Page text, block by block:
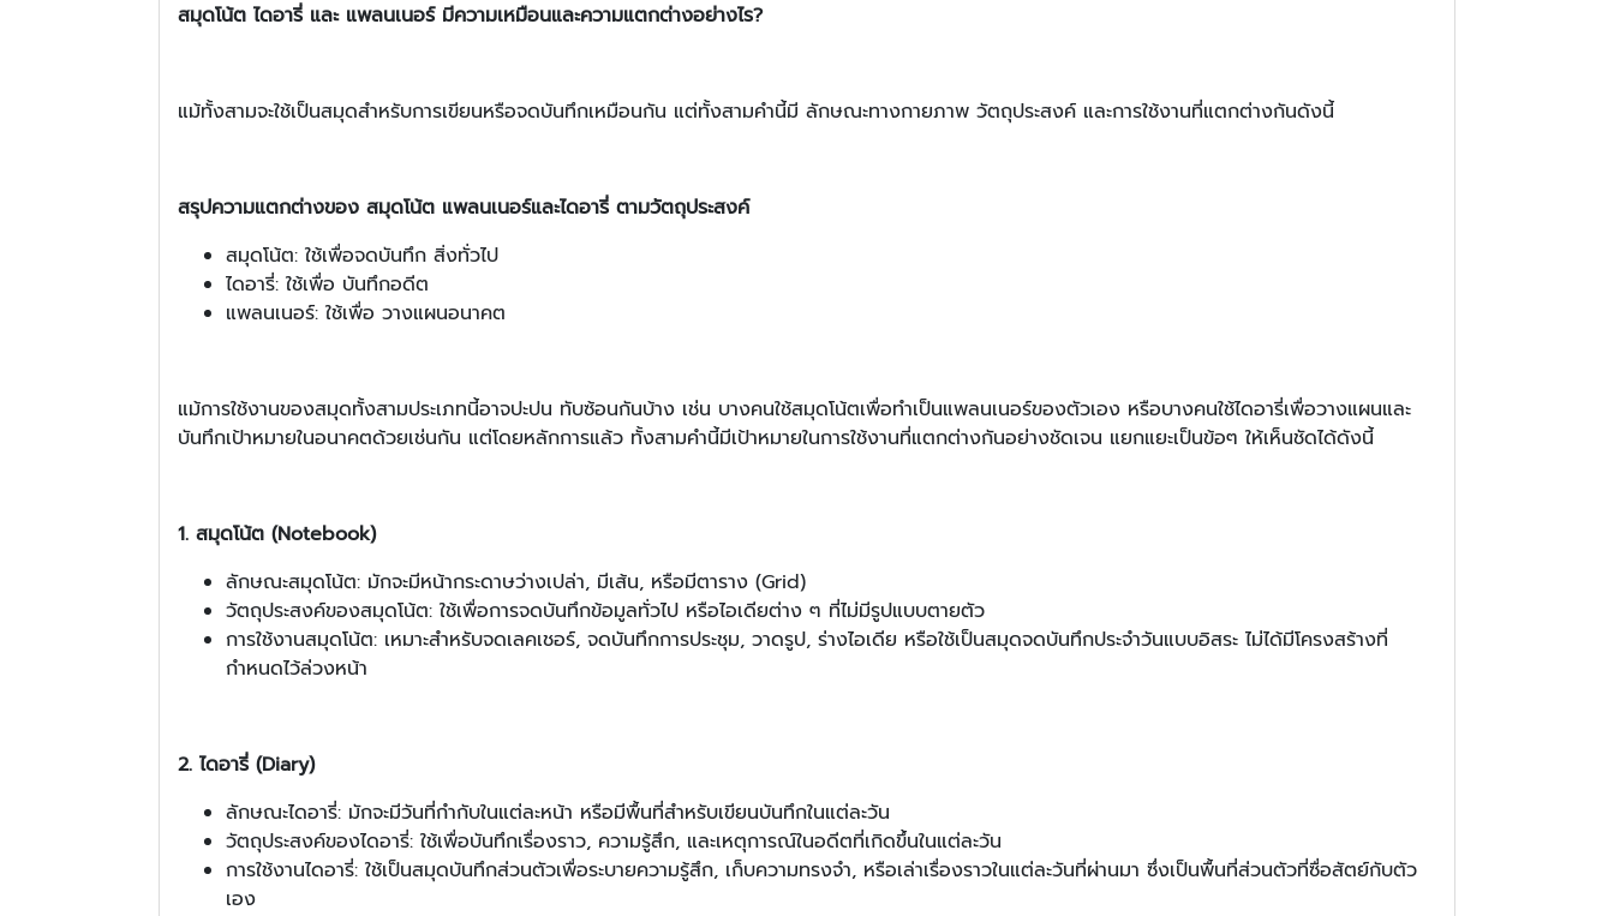
สมุดโน้ต ไดอารี่ และ แพลนเนอร์ มีความเหมือนและความแตกต่างอย่างไร?
แม้ทั้งสามจะใช้เป็นสมุดสำหรับการเขียนหรือจดบันทึกเหมือนกัน แต่ทั้งสามคำนี้มี ลักษณะทางกายภาพ วัตถุประสงค์ และการใช้งานที่แตกต่างกันดังนี้
สรุปความแตกต่างของ สมุดโน้ต แพลนเนอร์และไดอารี่ ตามวัตถุประสงค์
สมุดโน้ต: ใช้เพื่อจดบันทึก สิ่งทั่วไป
ไดอารี่: ใช้เพื่อ บันทึกอดีต
แพลนเนอร์: ใช้เพื่อ วางแผนอนาคต
แม้การใช้งานของสมุดทั้งสามประเภทนี้อาจปะปน ทับซ้อนกันบ้าง เช่น บางคนใช้สมุดโน้ตเพื่อทำเป็นแพลนเนอร์ของตัวเอง หรือบางคนใช้ไดอารี่เพื่อวางแผนและ
บันทึกเป้าหมายในอนาคตด้วยเช่นกัน แต่โดยหลักการแล้ว ทั้งสามคำนี้มีเป้าหมายในการใช้งานที่แตกต่างกันอย่างชัดเจน แยกแยะเป็นข้อๆ ให้เห็นชัดได้ดังนี้
1. สมุดโน้ต (Notebook)
ลักษณะสมุดโน้ต: มักจะมีหน้ากระดาษว่างเปล่า, มีเส้น, หรือมีตาราง (Grid)
วัตถุประสงค์ของสมุดโน้ต: ใช้เพื่อการจดบันทึกข้อมูลทั่วไป หรือไอเดียต่าง ๆ ที่ไม่มีรูปแบบตายตัว
การใช้งานสมุดโน้ต: เหมาะสำหรับจดเลคเชอร์, จดบันทึกการประชุม, วาดรูป, ร่างไอเดีย หรือใช้เป็นสมุดจดบันทึกประจำวันแบบอิสระ ไม่ได้มีโครงสร้างที่
กำหนดไว้ล่วงหน้า
2. ไดอารี่ (Diary)
ลักษณะไดอารี่: มักจะมีวันที่กำกับในแต่ละหน้า หรือมีพื้นที่สำหรับเขียนบันทึกในแต่ละวัน
วัตถุประสงค์ของไดอารี่: ใช้เพื่อบันทึกเรื่องราว, ความรู้สึก, และเหตุการณ์ในอดีตที่เกิดขึ้นในแต่ละวัน
การใช้งานไดอารี่: ใช้เป็นสมุดบันทึกส่วนตัวเพื่อระบายความรู้สึก, เก็บความทรงจำ, หรือเล่าเรื่องราวในแต่ละวันที่ผ่านมา ซึ่งเป็นพื้นที่ส่วนตัวที่ซื่อสัตย์กับตัว
เอง